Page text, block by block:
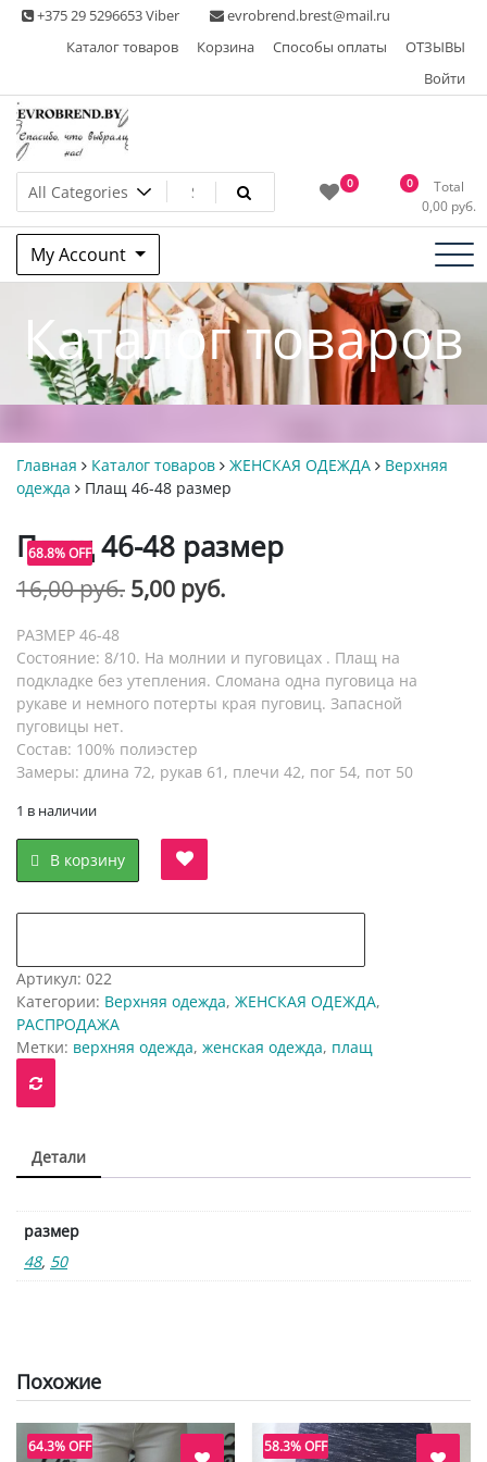
Skip +375 29 5296653 Viber
evrobrend.brest@mail.ru
Каталог товаров
Корзина Способы оплаты
ОТЗЫВЫ
Войти
Интернет-магазин одежды
second hand
0 0
Total
0,00 руб.
My Account
Каталог товаров
Главная Каталог товаров ЖЕНСКАЯ ОДЕЖДА
Верхняя
одежда
Плащ 46-48 размер
68.8% OFF
Плащ 46-48 размер
16,00руб. Первоначальная
составляла
16,00 руб..
5,00 руб.
5,00 руб..
РАЗМЕР 46-48
Состояние: 8/10. На молнии и пуговицах . Плащ на
подкладке без утепления. Сломана одна пуговица на
рукаве и немного потерты края пуговиц. Запасной
пуговицы нет.
Состав: 100% полиэстер
Замеры: длина 72, рукав 61, плечи 42, пог 54, пот 50
1 в наличии
В корзину
Артикул: 022
Категории: Верхняя одежда, ЖЕНСКАЯ ОДЕЖДА,
РАСПРОДАЖА
Метки: верхняя одежда, женская одежда, плащ
Детали
размер
48, 50
Похожие
64.3% OFF 58.3% OFF